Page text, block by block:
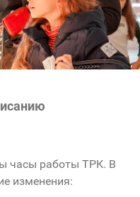
часы работы ТРК. В
изменения: